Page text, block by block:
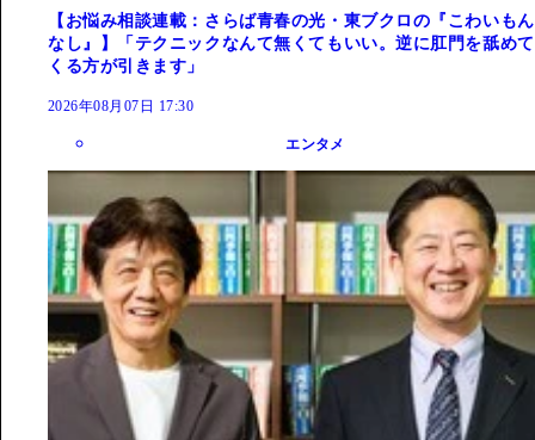
【お悩み相談連載：さらば青春の光・東ブクロの『こわいもん
なし』】「テクニックなんて無くてもいい。逆に肛門を舐めて
くる方が引きます」
2026年08月07日 17:30
エンタメ